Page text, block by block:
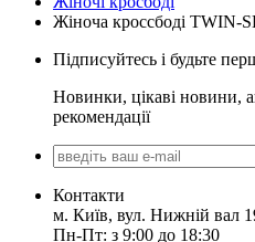
Жіноча кроссбоді
Підписуйтесь і будьте
Новинки, цікаві новини,
рекомендації
Контакти
м. Київ, вул. Нижній вал
Пн-Пт: з 9:00 до 18:30